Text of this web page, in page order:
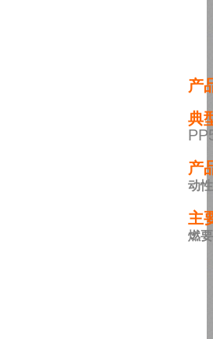
产
典
产
动
主
燃